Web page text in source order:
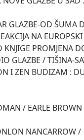
GLAZBE-OD ŠUMA
NA
PROMJENA
GLAZBE / TIŠINA-
I ZEN BUDIZAM :
/ EARLE
NANCARROW /